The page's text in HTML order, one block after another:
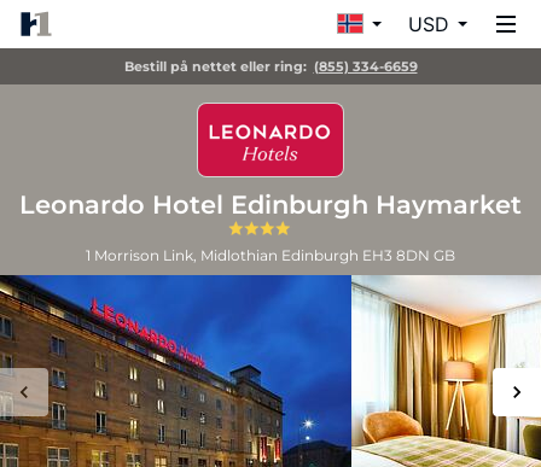
USD
Bestill på nettet eller ring: (855) 334-6659
Leonardo Hotel Edinburgh Haymarket
1 Morrison Link, Midlothian Edinburgh EH3 8DN GB